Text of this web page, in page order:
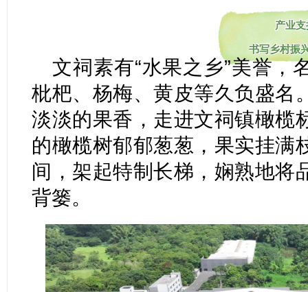
产业支
书写乡村振
文祠素有“水果之乡”美誉，
枇杷、杨梅、黄皮等久负盛名
淡淡的果香，走进文祠镇橄榄
的橄榄树郁郁葱葱，果实挂满
间，架起特制长梯，娴熟地将
背篓。